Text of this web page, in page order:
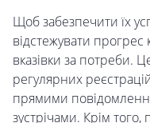
Щоб забезпечити їх
відстежувати
вказівки за потреби.
регулярних
прямими
зустрічами. Крім